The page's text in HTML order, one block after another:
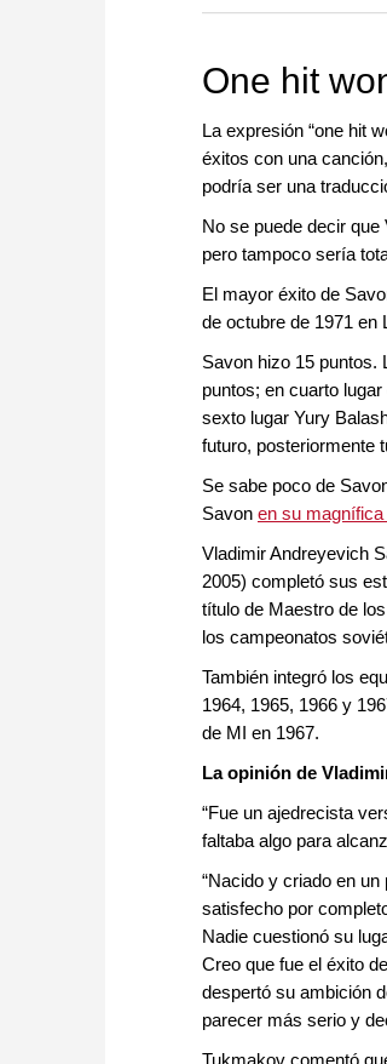
more
One hit
La expresión “one hit
éxitos con una
podría ser una
No se puede decir
pero tampoco sería
El mayor éxito de
de octubre de 1971 en
Savon hizo 15
puntos; en cuarto
sexto lugar Yury
futuro, posteriormente
Se sabe poco de
Savon en su magnífica
Vladimir Andreyevich
2005) completó sus
título de Maestro de
los campeonatos
También integró los
1964, 1965, 1966 y
de MI en 1967.
La opinión de
“Fue un ajedrecista
faltaba algo para
“Nacido y criado en
satisfecho por
Nadie cuestionó su
Creo que fue el éxito
despertó su ambición
parecer más serio y